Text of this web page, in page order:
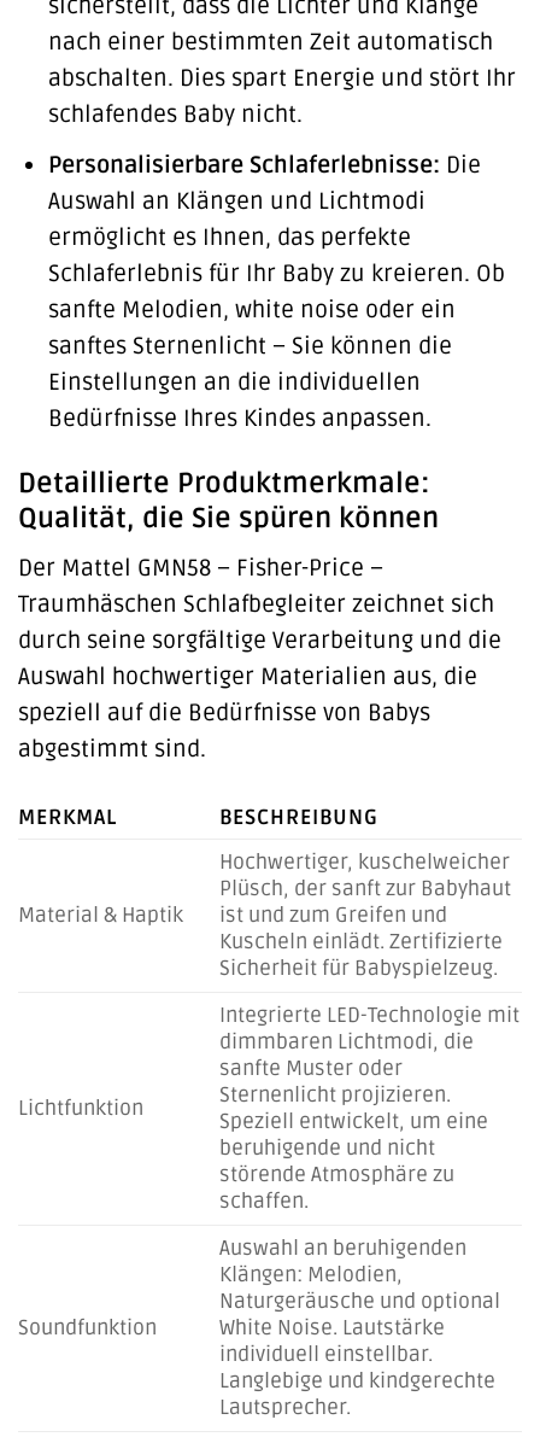
sicherstellt, dass die Lichter und Klänge
nach einer bestimmten Zeit automatisch
abschalten. Dies spart Energie und stört Ihr
schlafendes Baby nicht.
Personalisierbare Schlaferlebnisse: Die
Auswahl an Klängen und Lichtmodi
ermöglicht es Ihnen, das perfekte
Schlaferlebnis für Ihr Baby zu kreieren. Ob
sanfte Melodien, white noise oder ein
sanftes Sternenlicht – Sie können die
Einstellungen an die individuellen
Bedürfnisse Ihres Kindes anpassen.
Detaillierte Produktmerkmale:
Qualität, die Sie spüren können
Der Mattel GMN58 – Fisher-Price –
Traumhäschen Schlafbegleiter zeichnet sich
durch seine sorgfältige Verarbeitung und die
Auswahl hochwertiger Materialien aus, die
speziell auf die Bedürfnisse von Babys
abgestimmt sind.
MERKMAL BESCHREIBUNG
Material & Haptik
Hochwertiger, kuschelweicher
Plüsch, der sanft zur Babyhaut
ist und zum Greifen und
Kuscheln einlädt. Zertifizierte
Sicherheit für Babyspielzeug.
Lichtfunktion
Integrierte LED-Technologie mit
dimmbaren Lichtmodi, die
sanfte Muster oder
Sternenlicht projizieren.
Speziell entwickelt, um eine
beruhigende und nicht
störende Atmosphäre zu
schaffen.
Soundfunktion
Auswahl an beruhigenden
Klängen: Melodien,
Naturgeräusche und optional
White Noise. Lautstärke
individuell einstellbar.
Langlebige und kindgerechte
Lautsprecher.